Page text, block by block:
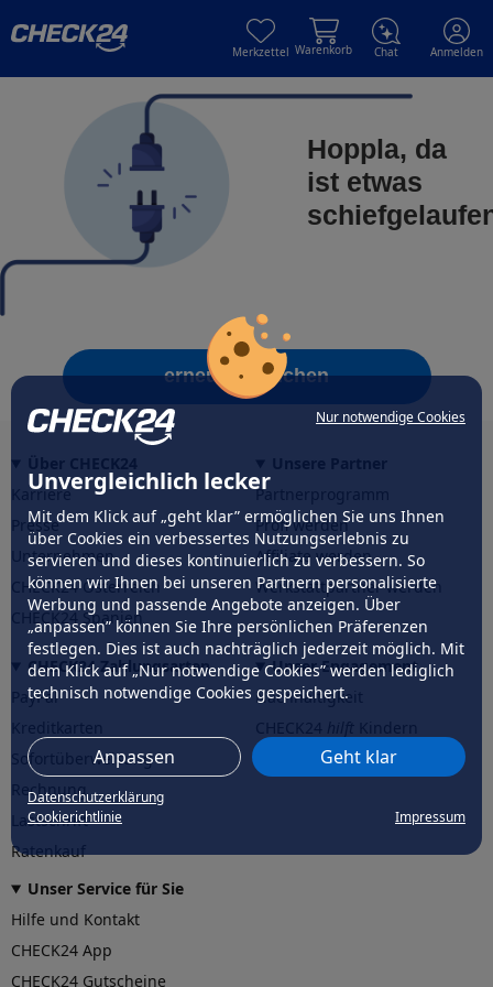
Nur notwendige Cookies
Unvergleichlich lecker
Mit dem Klick auf „geht klar” ermöglichen Sie uns Ihnen
über Cookies ein verbessertes Nutzungserlebnis zu
servieren und dieses kontinuierlich zu verbessern. So
können wir Ihnen bei unseren Partnern personalisierte
Werbung und passende Angebote anzeigen. Über
„anpassen” können Sie Ihre persönlichen Präferenzen
festlegen. Dies ist auch nachträglich jederzeit möglich. Mit
dem Klick auf „Nur notwendige Cookies” werden lediglich
technisch notwendige Cookies gespeichert.
Anpassen Geht klar
Datenschutzerklärung
Cookierichtlinie
Impressum
Merkzettel Warenkorb Chat Anmelden
Hoppla, da
ist etwas
erneut versuchen
Karriere
Presse
Unternehmen
CHECK24 Österreich
CHECK24 Spanien
Partnerprogramm
Profi werden
Affiliate werden
Werkstattpartner werden
CHECK24 Zahlungsarten
PayPal
Sofortüberweisung
Rechnung
Lastschrift
Ratenkauf
Unser Engagement
Nachhaltigkeit
CHECK24hilftder Natur
Unser Service für Sie
Hilfe und Kontakt
CHECK24 App
CHECK24 Gutscheine